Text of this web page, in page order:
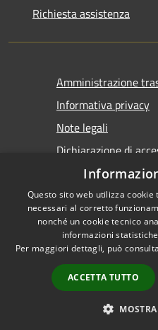
Richiesta assistenza
Amministrazione
Informativa privacy
Note legali
Dichiarazione di
Accessibilità
Questo sito web utilizza
necessari al corretto
nonché un cookie tecnico
informazioni
Per maggiori dettagli, può
ACCETTA TUTTO